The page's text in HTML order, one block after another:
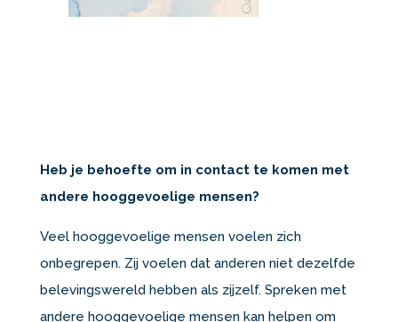
Heb je behoefte om in contact te komen met
andere hooggevoelige mensen?
Veel hooggevoelige mensen voelen zich
onbegrepen. Zij voelen dat anderen niet dezelfde
belevingswereld hebben als zijzelf. Spreken met
andere hooggevoelige mensen kan helpen om